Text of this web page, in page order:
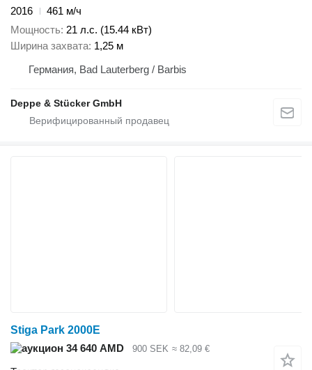
2016
461 м/ч
Мощность 21 л.с. (15.44 кВт)
Ширина захвата 1,25 м
Германия, Bad Lauterberg / Barbis
Deppe & Stücker GmbH
Stiga Park 2000E
34 640 AMD
900 SEK ≈ 82,09 €